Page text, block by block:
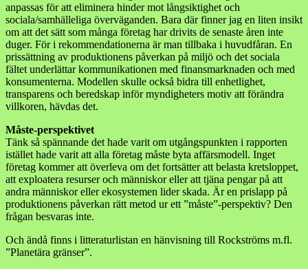
anpassas för att eliminera hinder mot långsiktighet och
sociala/samhälleliga överväganden. Bara där finner jag en liten insikt
om att det sätt som många företag har drivits de senaste åren inte
duger. För i rekommendationerna är man tillbaka i huvudfåran. En
prissättning av produktionens påverkan på miljö och det sociala
fältet underlättar kommunikationen med finansmarknaden och med
konsumenterna. Modellen skulle också bidra till enhetlighet,
transparens och beredskap inför myndigheters motiv att förändra
villkoren, hävdas det.
Måste-perspektivet
Tänk så spännande det hade varit om utgångspunkten i rapporten
istället hade varit att alla företag måste byta affärsmodell. Inget
företag kommer att överleva om det fortsätter att belasta kretsloppet,
att exploatera resurser och människor eller att tjäna pengar på att
andra människor eller ekosystemen lider skada. Är en prislapp på
produktionens påverkan rätt metod ur ett ”måste”-perspektiv? Den
frågan besvaras inte.
Och ändå finns i litteraturlistan en hänvisning till Rockströms m.fl.
”Planetära gränser”.